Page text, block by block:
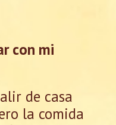
con mi
de casa
la comida